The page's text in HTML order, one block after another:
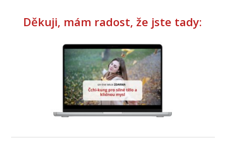
Děkuji, mám radost, že jste tady: